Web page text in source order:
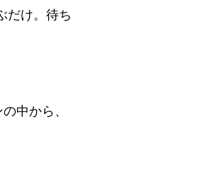
だけ。待ち
中から、